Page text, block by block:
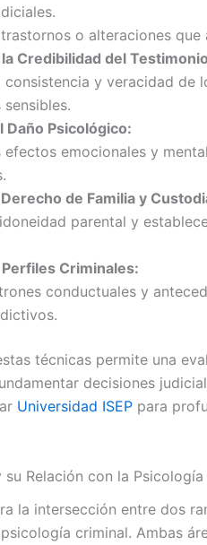
o alteraciones que
Credibilidad del
consistencia y veracidad de
Daño Psicológico:
efectos emocionales y
de Familia y
parental y
Criminales:
conductuales y
técnicas permite una
decisiones
Universidad ISEP para
Relación con la Psicología
la intersección entre dos
criminal. Ambas